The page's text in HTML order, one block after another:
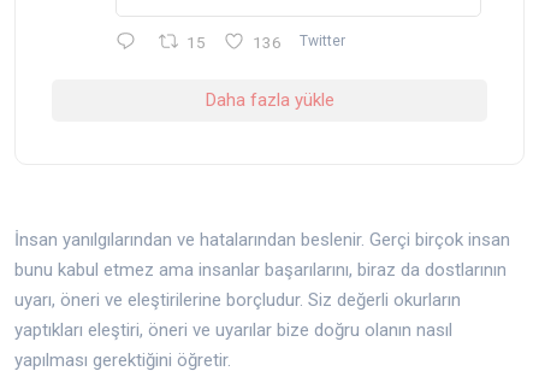
15 136 Twitter
Daha fazla yükle
İnsan yanılgılarından ve hatalarından beslenir. Gerçi birçok insan
bunu kabul etmez ama insanlar başarılarını, biraz da dostlarının
uyarı, öneri ve eleştirilerine borçludur. Siz değerli okurların
yaptıkları eleştiri, öneri ve uyarılar bize doğru olanın nasıl
yapılması gerektiğini öğretir.